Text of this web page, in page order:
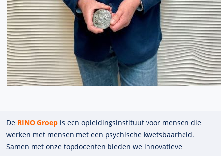
De RINO Groep is een opleidings­insti­tuut voor mensen die
werken met mensen met een psychische kwets­baar­heid.
Samen met onze top­docenten bieden we innova­tieve